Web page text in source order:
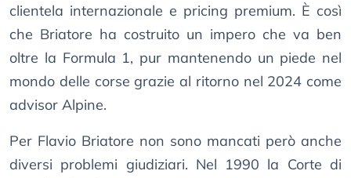
clientela internazionale e pricing premium. È così
che Briatore ha costruito un impero che va ben
oltre la Formula 1, pur mantenendo un piede nel
mondo delle corse grazie al ritorno nel 2024 come
advisor Alpine.
Per Flavio Briatore non sono mancati però anche
diversi problemi giudiziari. Nel 1990 la Corte di